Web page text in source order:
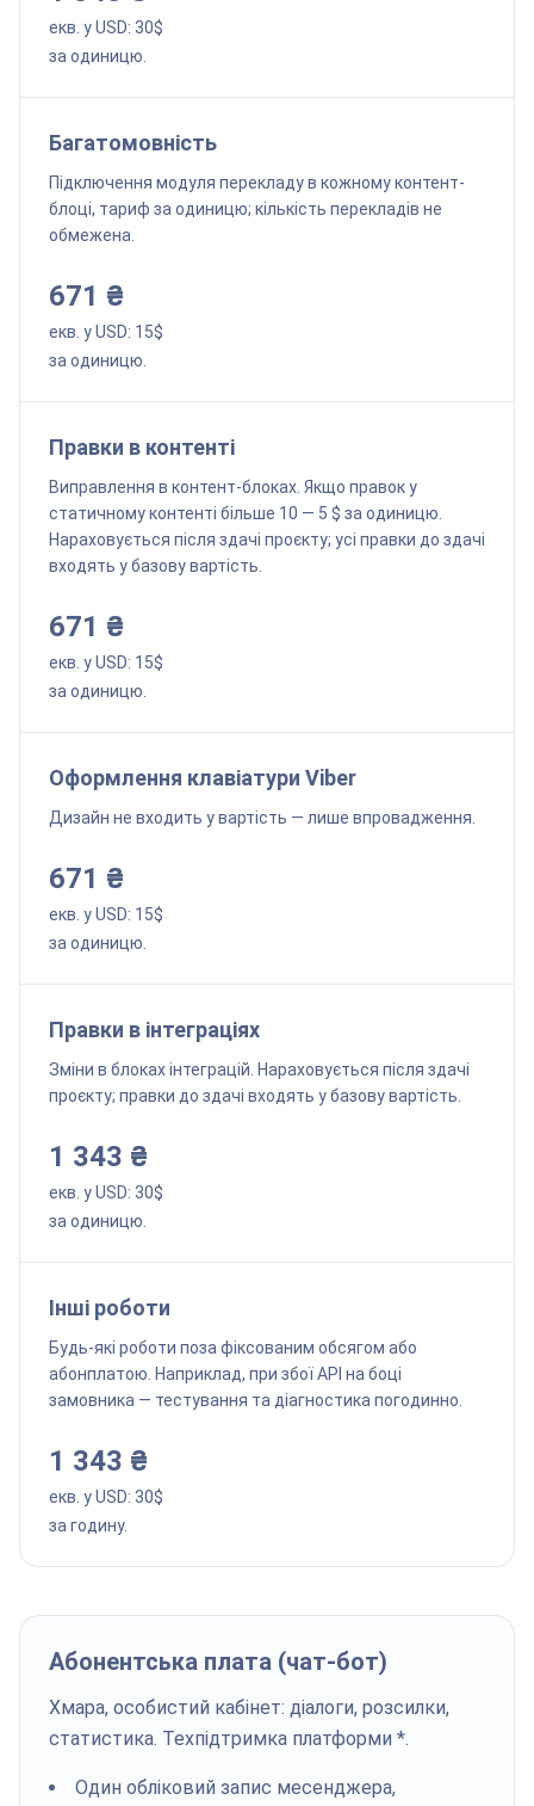
екв. у USD: 30$
за одиницю.
Багатомовність
Підключення модуля перекладу в кожному контент-
блоці, тариф за одиницю; кількість перекладів не
обмежена.
671 ₴
екв. у USD: 15$
за одиницю.
Правки в контенті
Виправлення в контент-блоках. Якщо правок у
статичному контенті більше 10 — 5 $ за одиницю.
Нараховується після здачі проєкту; усі правки до здачі
входять у базову вартість.
671 ₴
екв. у USD: 15$
за одиницю.
Оформлення клавіатури Viber
Дизайн не входить у вартість — лише впровадження.
671 ₴
екв. у USD: 15$
за одиницю.
Правки в інтеграціях
Зміни в блоках інтеграцій. Нараховується після здачі
проєкту; правки до здачі входять у базову вартість.
1 343 ₴
екв. у USD: 30$
за одиницю.
Інші роботи
Будь-які роботи поза фіксованим обсягом або
абонплатою. Наприклад, при збої API на боці
замовника — тестування та діагностика погодинно.
1 343 ₴
екв. у USD: 30$
за годину.
Абонентська плата (чат-бот)
Хмара, особистий кабінет: діалоги, розсилки,
статистика. Техпідтримка платформи *.
Один обліковий запис месенджера,